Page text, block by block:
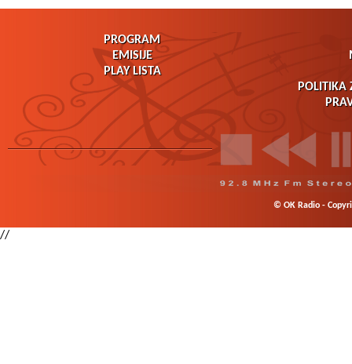
PROGRAM
EMISIJE
PLAY LISTA
POLITIKA
© OK Radio -
//